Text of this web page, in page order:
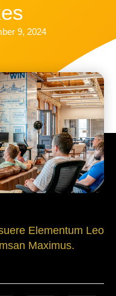
9, 2024
Elementum Leo
Maximus.